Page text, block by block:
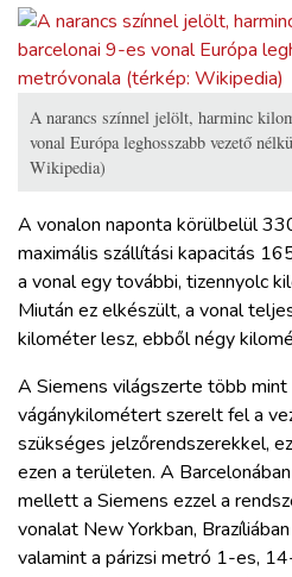
A narancs színnel jelölt, harminc
vonal Európa leghosszabb vezető
Wikipedia)
A vonalon naponta körülbelül
maximális szállítási kapacitás
a vonal egy további, tizennyolc
Miután ez elkészült, a vonal
kilométer lesz, ebből négy
A Siemens világszerte több mint
vágánykilométert szerelt fel a
szükséges jelzőrendszerekkel,
ezen a területen. A
mellett a Siemens ezzel a
vonalat New Yorkban,
valamint a párizsi metró 1-es,